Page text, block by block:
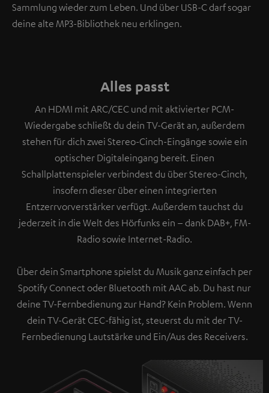
Sammlung wieder zum Leben. Und über USB-C darf sogar
deine alte MP3-Bibliothek neu erklingen.
Alles passt
An HDMI mit ARC/CEC und mit aktivierter PCM-
Wiedergabe schließt du dein TV-Gerät an, außerdem
stehen für dich zwei Stereo-Cinch-Eingänge sowie ein
optischer Digitaleingang bereit. Einen
Schallplattenspieler verbindest du über Stereo-Cinch,
insofern dieser über einen integrierten
Entzerrvorverstärker verfügt. Außerdem tauchst du
jederzeit in die Welt des Hörfunks ein – dank DAB+, FM-
Radio sowie Internet-Radio.
Über dein Smartphone spielst du Musik ganz einfach per
Spotify Connect oder Bluetooth mit AAC ab. Du hast nur
deine TV-Fernbedienung zur Hand? Kein Problem. Wenn
dein TV-Gerät CEC-fähig ist, steuerst du mit der TV-
Fernbedienung Lautstärke und Ein/Aus des Receivers.